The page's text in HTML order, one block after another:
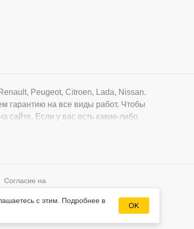
Peugeot, Citroen, Lada, Nissan.
гарантию на все виды работ. Чтобы
сайте. Если у вас есть какие-либо
Согласие на
персональных
Mahogany
с этим. Подробнее в
OK